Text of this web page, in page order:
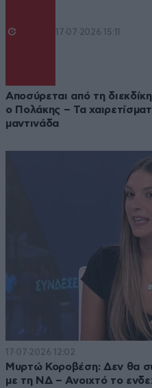
17·07·2026 15:11
Αποσύρεται από τη
ο Πολάκης – Τα
μαντινάδα
17·07·2026 12:02
Μυρτώ Κοροβέση: Δεν θα
με τη ΝΔ – Ανοιχτό το